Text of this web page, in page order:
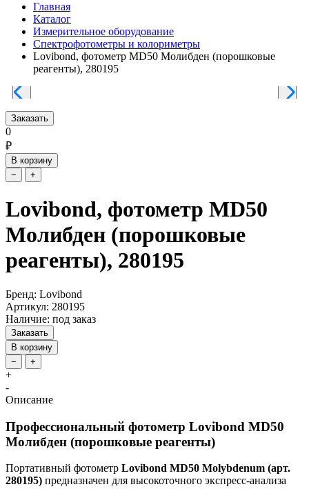
Главная
Каталог
Измерительное оборудование
Спектрофотометры и колориметры
Lovibond, фотометр MD50 Молибден (порошковые
реагенты), 280195
Заказать
0
₽
В корзину
−
+
Lovibond, фотометр MD50
Молибден (порошковые
реагенты), 280195
Бренд: Lovibond
Артикул: 280195
Наличие: под заказ
Заказать
В корзину
−
+
+
-
Описание
Профессиональный фотометр Lovibond MD50
Молибден (порошковые реагенты)
Портативный фотометр Lovibond MD50 Molybdenum (арт.
280195) предназначен для высокоточного экспресс-анализа